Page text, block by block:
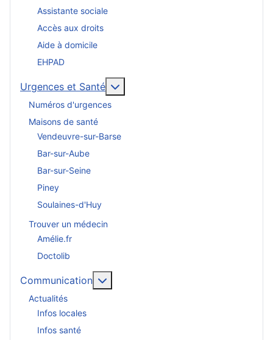
Assistante sociale
Accès aux droits
Aide à domicile
EHPAD
Urgences et Santé
Numéros d'urgences
Maisons de santé
Vendeuvre-sur-Barse
Bar-sur-Aube
Bar-sur-Seine
Piney
Soulaines-d'Huy
Trouver un médecin
Amélie.fr
Doctolib
Communication
Actualités
Infos locales
Infos santé